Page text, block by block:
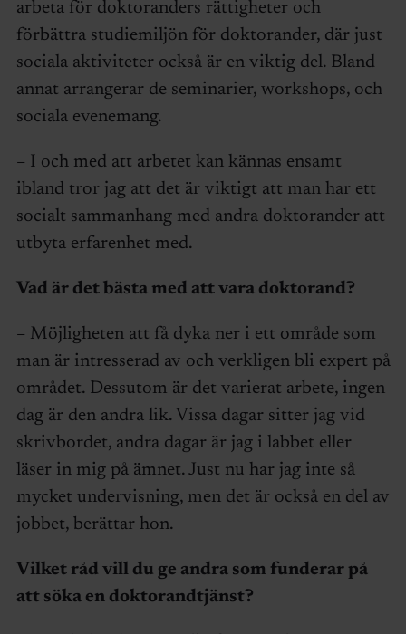
arbeta för doktoranders rättigheter och
förbättra studiemiljön för doktorander, där just
sociala aktiviteter också är en viktig del. Bland
annat arrangerar de seminarier, workshops, och
sociala evenemang.
– I och med att arbetet kan kännas ensamt
ibland tror jag att det är viktigt att man har ett
socialt sammanhang med andra doktorander att
utbyta erfarenhet med.
Vad är det bästa med att vara doktorand?
– Möjligheten att få dyka ner i ett område som
man är intresserad av och verkligen bli expert på
området. Dessutom är det varierat arbete, ingen
dag är den andra lik. Vissa dagar sitter jag vid
skrivbordet, andra dagar är jag i labbet eller
läser in mig på ämnet. Just nu har jag inte så
mycket undervisning, men det är också en del av
jobbet, berättar hon.
Vilket råd vill du ge andra som funderar på
att söka en doktorandtjänst?